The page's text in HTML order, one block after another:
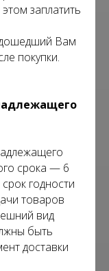
заплатить
Вам
покупки.
срока — 6
годности
товаров
вид
быть
доставки